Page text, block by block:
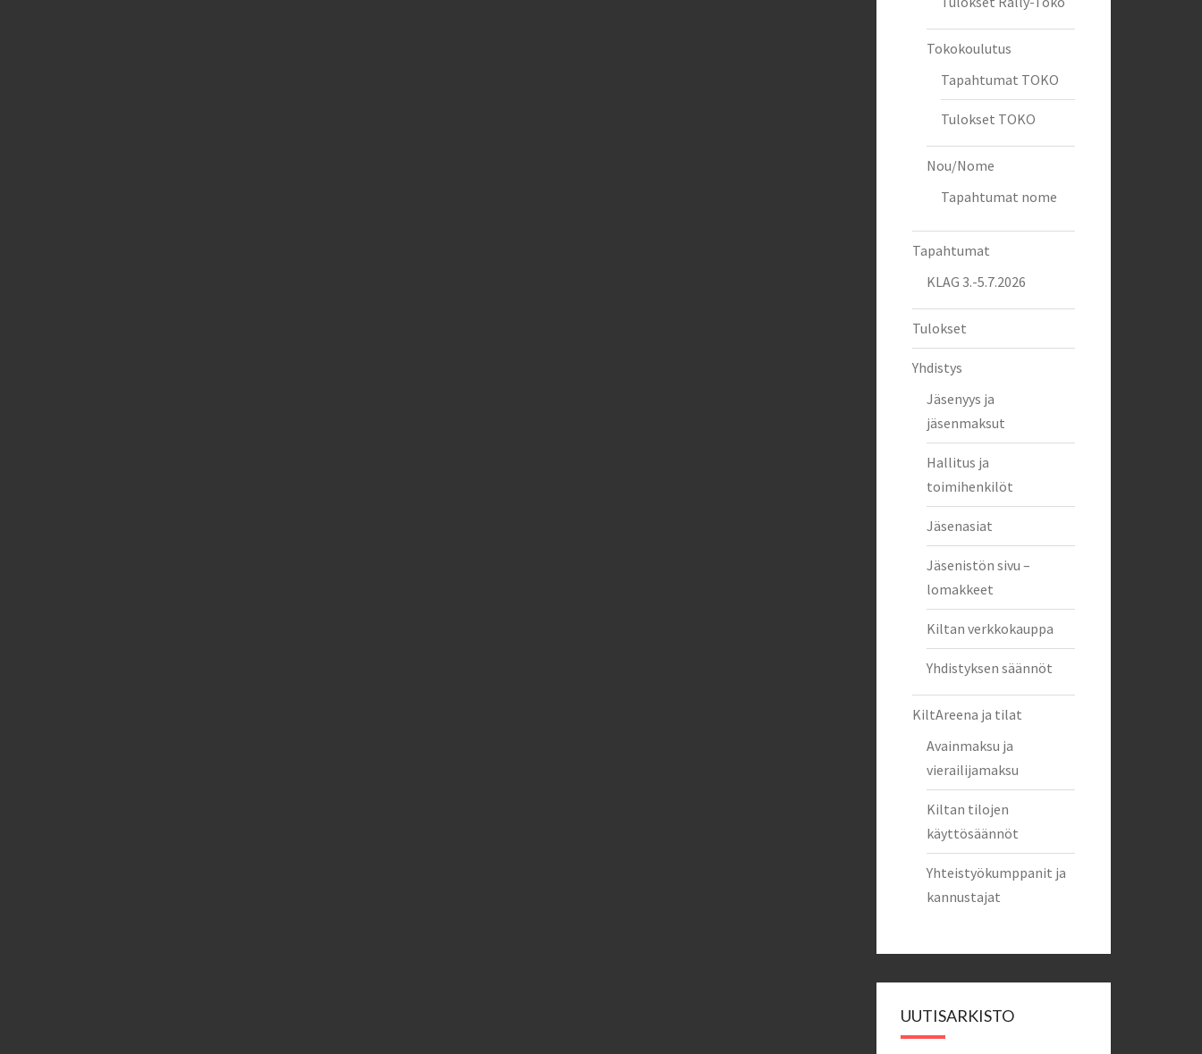
Tokokoulutus
Tapahtumat TOKO
Tulokset TOKO
Nou/Nome
Tapahtumat nome
Tapahtumat
KLAG 3.-5.7.2026
Tulokset
Yhdistys
Jäsenyys ja
jäsenmaksut
Hallitus ja
toimihenkilöt
Jäsenasiat
Jäsenistön sivu –
lomakkeet
Kiltan verkkokauppa
Yhdistyksen säännöt
KiltAreena ja tilat
Avainmaksu ja
vierailijamaksu
Kiltan tilojen
käyttösäännöt
Yhteistyökumppanit ja
kannustajat
UUTISARKISTO